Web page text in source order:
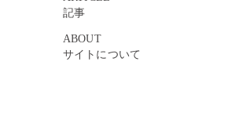
記事
ABOUT
サイトについて